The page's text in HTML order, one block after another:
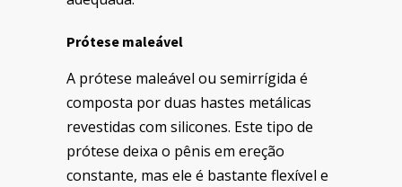
Prótese maleável
A prótese maleável ou semirrígida é
composta por duas hastes metálicas
revestidas com silicones. Este tipo de
prótese deixa o pênis em ereção
constante, mas ele é bastante flexível e